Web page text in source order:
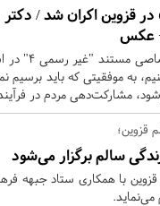
«غیر رسمی4» در قزوین
عکس
دکتر
به موفقیتی که باید برسیم
مشارکت‌دهی مردم در
قزوین؛
سالم برگزار می‌شود
با همکاری ستاد جبهه